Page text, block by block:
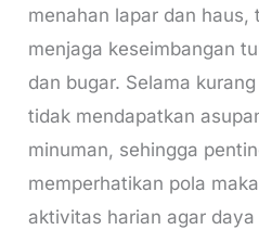
menahan lapar dan haus,
menjaga keseimbangan
dan bugar. Selama
tidak mendapatkan
minuman, sehingga
memperhatikan pola
aktivitas harian agar